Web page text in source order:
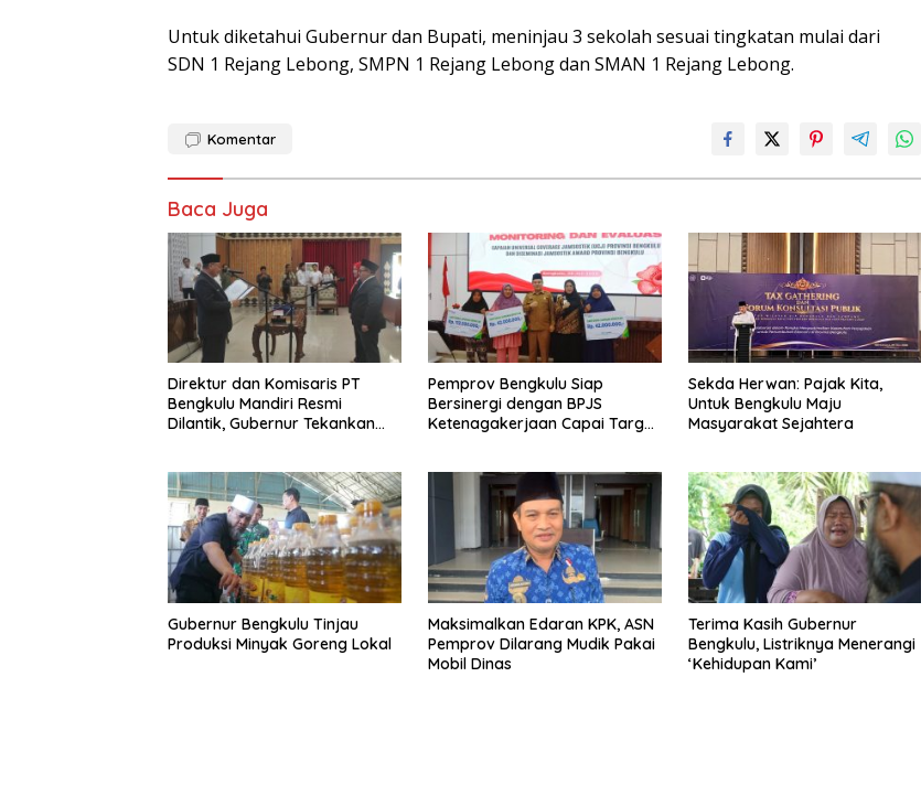
Untuk diketahui Gubernur dan Bupati, meninjau 3 sekolah sesuai tingkatan mulai dari
SDN 1 Rejang Lebong, SMPN 1 Rejang Lebong dan SMAN 1 Rejang Lebong.
Komentar
Baca Juga
Direktur dan Komisaris PT
Bengkulu Mandiri Resmi
Dilantik, Gubernur Tekankan
Pemprov Bengkulu Siap
Bersinergi dengan BPJS
Ketenagakerjaan Capai Target
Sekda Herwan: Pajak Kita,
Untuk Bengkulu Maju
Masyarakat Sejahtera
Gubernur Bengkulu Tinjau
Produksi Minyak Goreng Lokal
Maksimalkan Edaran KPK, ASN
Pemprov Dilarang Mudik Pakai
Mobil Dinas
Terima Kasih Gubernur
Bengkulu, Listriknya Menerangi
‘Kehidupan Kami’